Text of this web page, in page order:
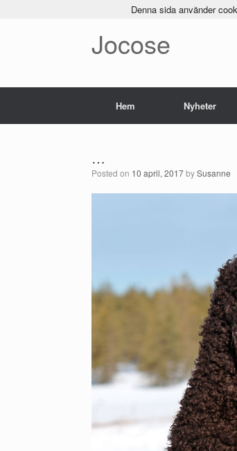
Jocose
Hem Nyheter
…
Posted on 10 april, 2017bySusanne
Denna sida använder